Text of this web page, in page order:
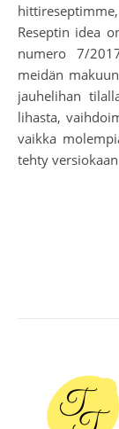
Reseptin idea
numero 7/
meidän
jauhelihan
lihasta,
vaikka
tehty